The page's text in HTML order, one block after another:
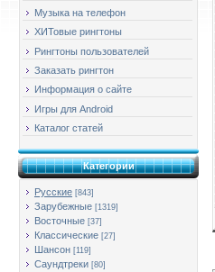
Музыка на телефон
ХИТовые рингтоны
Рингтоны пользователей
Заказать рингтон
Информация о сайте
Игры для Android
Каталог статей
Категории
Русские [843]
Зарубежные [1319]
Восточные [37]
Классические [27]
Шансон [119]
Саундтреки [80]